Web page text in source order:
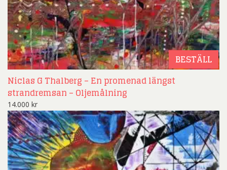
BESTÄLL
Niclas G Thalberg – En promenad längst
strandremsan – Oljemålning
14.000 kr